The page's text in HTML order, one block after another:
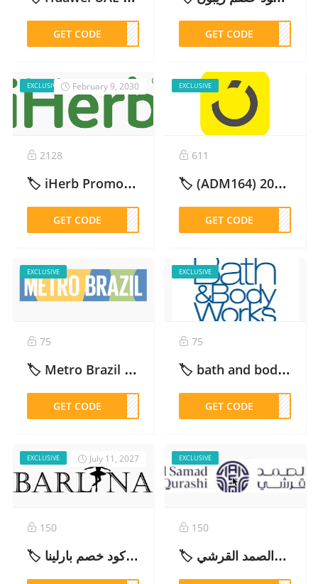
GET CODEEB37 GET CODE6129
EXCLUSIVE February 9, 2030
2128
🏷️ iHerb Promo Code: Get 10% Off with (KHQ339) Now! – 2026
GET CODEQ339
EXCLUSIVE
611
🏷️ (ADM164) كود خصم نون فعال %100 – 2026
GET CODEM164
EXCLUSIVE
75
🏷️ Metro Brazil Discount Code 10% off كود خصم مترو برازيل – 2026
GET CODEDM52
EXCLUSIVE
75
🏷️ bath and body works discount code : (D22Y) 5% off SA, KW ,UAE ,QA – 2026
GET CODED22Y
EXCLUSIVE July 11, 2027
150
🏷️ كود خصم بارلينا (CM26226) محدث وفعال 2026 | Barlina Discount Code
EXCLUSIVE
150
🏷️ كود خصم عبدالصمد القرشي ADM46 محدث وفعال 2026 | Abdul Samad Al Qurashi Discount Code